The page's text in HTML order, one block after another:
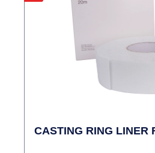
CASTING RING LINER